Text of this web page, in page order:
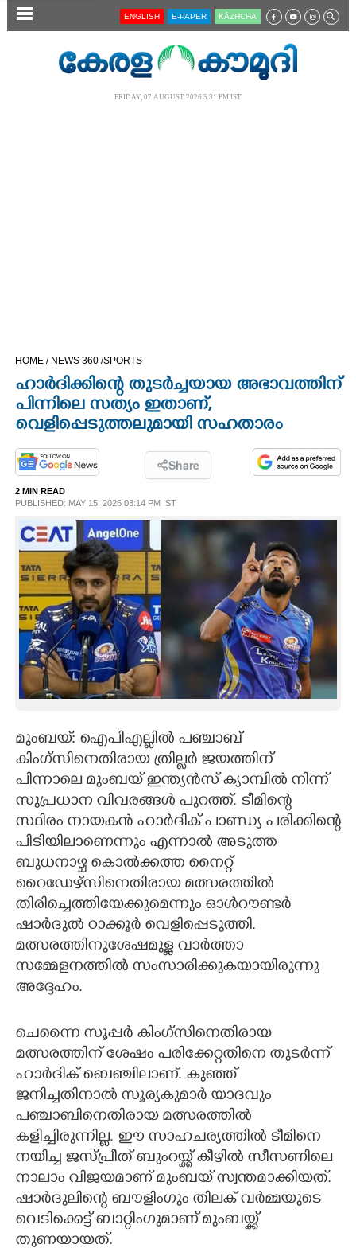
SECTIONS
OPINION
PHOTOS
LIFESTYLE
SPIRITUAL
INFO+
ART
ASTRO
CARTOONS
LITERATURE
ZOOM
CONTACT US
ENGLISH E-PAPER KĀZHCHA
FRIDAY, 07 AUGUST 2026 5.31 PM IST
HOME / NEWS 360 /SPORTS
ഹാർദിക്കിന്റെ തുടർച്ചയായ അഭാവത്തിന്
പിന്നിലെ സത്യം ഇതാണ്,
വെളിപ്പെടുത്തലുമായി സഹതാരം
Share
2 MIN READ
PUBLISHED: MAY 15, 2026 03:14 PM IST
മുംബയ്: ഐപിഎല്ലിൽ പഞ്ചാബ്
കിംഗ്സിനെതിരായ ത്രില്ലർ ജയത്തിന്
പിന്നാലെ മുംബയ് ഇന്ത്യൻസ് ക്യാമ്പിൽ നിന്ന്
സുപ്രധാന വിവരങ്ങൾ പുറത്ത്. ടീമിന്റെ
സ്ഥിരം നായകൻ ഹാർദിക് പാണ്ഡ്യ പരിക്കിന്റെ
പിടിയിലാണെന്നും എന്നാൽ അടുത്ത
ബുധനാഴ്ച കൊൽക്കത്ത നൈറ്റ്
റൈഡേഴ്സിനെതിരായ മത്സരത്തിൽ
തിരിച്ചെത്തിയേക്കുമെന്നും ഓൾറൗണ്ടർ
ഷാർദുൽ ഠാക്കൂർ വെളിപ്പെടുത്തി.
മത്സരത്തിനുശേഷമുള്ള വാർത്താ
സമ്മേളനത്തിൽ സംസാരിക്കുകയായിരുന്നു
അദ്ദേഹം.
ചെന്നൈ സൂപ്പർ കിംഗ്സിനെതിരായ
മത്സരത്തിന് ശേഷം പരിക്കേറ്റതിനെ തുടർന്ന്
ഹാർദിക് ബെഞ്ചിലാണ്. കുഞ്ഞ്
ജനിച്ചതിനാൽ സൂര്യകുമാർ യാദവും
പഞ്ചാബിനെതിരായ മത്സരത്തിൽ
കളിച്ചിരുന്നില്ല. ഈ സാഹചര്യത്തിൽ ടീമിനെ
നയിച്ച ജസ്പ്രീത് ബുംറയ്ക്ക് കീഴിൽ സീസണിലെ
നാലാം വിജയമാണ് മുംബയ് സ്വന്തമാക്കിയത്.
ഷാർദുലിന്റെ ബൗളിംഗും തിലക് വർമ്മയുടെ
വെടിക്കെട്ട് ബാറ്റിംഗുമാണ് മുംബയ്ക്ക്
തുണയായത്.